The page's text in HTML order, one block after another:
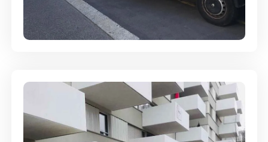
Full-Service - Für Privatumzüge